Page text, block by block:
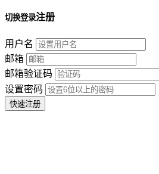
切换登录注册
用户名
邮箱
邮箱验证码
设置密码